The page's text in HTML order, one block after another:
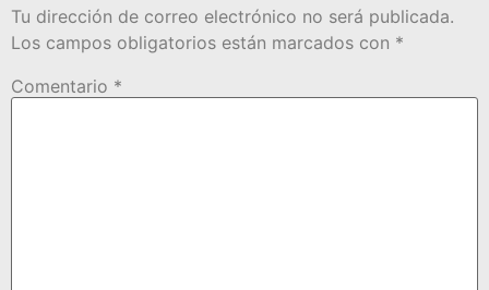
Tu dirección de correo electrónico no será publicada.
Los campos obligatorios están marcados con *
Comentario *